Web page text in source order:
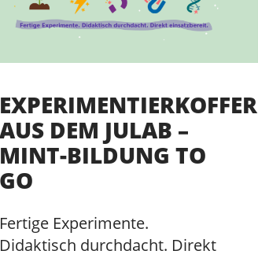
EXPERIMENTIERKOFFER
AUS DEM JULAB –
MINT-BILDUNG TO
GO
Fertige Experimente.
Didaktisch durchdacht. Direkt